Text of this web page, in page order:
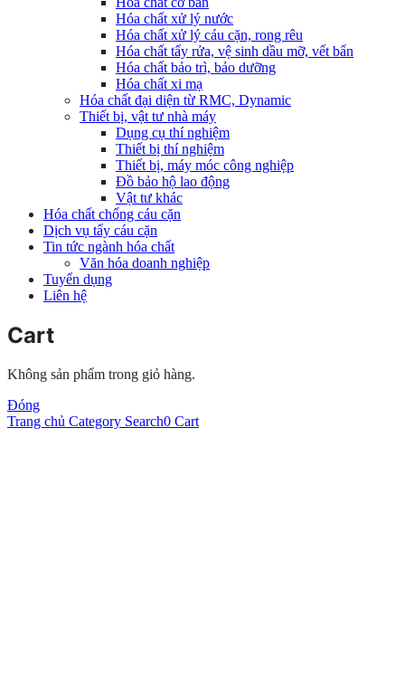
Hóa chất xử lý nước
Hóa chất xử lý cáu cặn, rong rêu
Hóa chất tẩy rửa, vệ sinh dầu mỡ, vết bẩn
Hóa chất bảo trì, bảo dưỡng
Hóa chất xi mạ
Hóa chất đại diện từ RMC, Dynamic
Thiết bị, vật tư nhà máy
Dụng cụ thí nghiệm
Thiết bị thí nghiệm
Thiết bị, máy móc công nghiệp
Đồ bảo hộ lao động
Vật tư khác
Hóa chất chống cáu cặn
Dịch vụ tẩy cáu cặn
Tin tức ngành hóa chất
Văn hóa doanh nghiệp
Tuyển dụng
Liên hệ
Cart
Không sản phẩm trong giỏ hàng.
Đóng
Trang chủ Category Search0 Cart